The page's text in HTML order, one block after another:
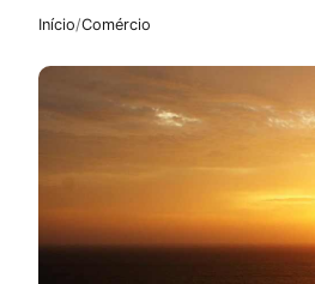
Início/Comércio